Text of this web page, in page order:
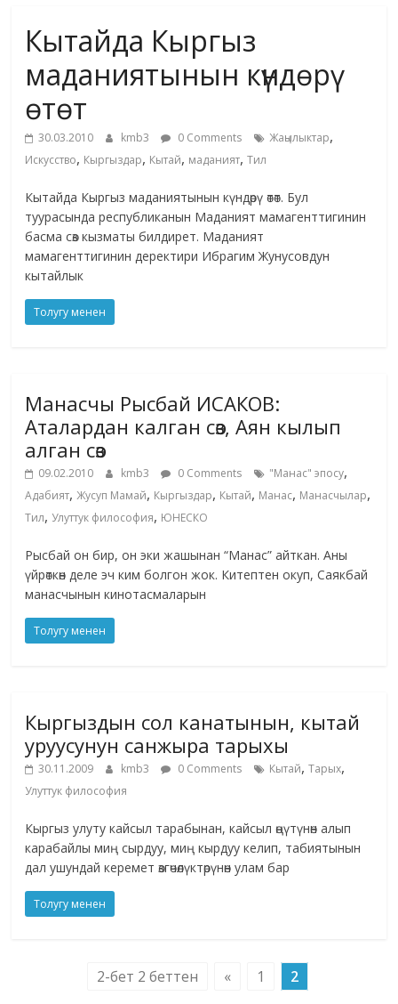
жана
Кытайда Кыргыз
маданиятынын күндөрү
өтөт
30.03.2010 kmb3 0 Comments Жаңылыктар,
Искусство, Кыргыздар, Кытай, маданият,Тил
Кытайда Кыргыз маданиятынын күндөрү өтөт. Бул
туурасында республиканын Маданият мамагенттигинин
басма сөз кызматы билдирет. Маданият
мамагенттигинин деректири Ибрагим Жунусовдун
кытайлык
Толугу менен
Манасчы Рысбай ИСАКОВ:
Аталардан калган сөз, Аян кылып
алган сөз
09.02.2010 kmb3 0 Comments "Манас" эпосу,
Адабият,Жусуп Мамай, Кыргыздар, Кытай, Манас, Манасчылар,
Тил, Улуттук философия, ЮНЕСКО
Рысбай он бир, он эки жашынан “Манас” айткан. Аны
үйрөткөн деле эч ким болгон жок. Китептен окуп, Саякбай
манасчынын кинотасмаларын
Толугу менен
Кыргыздын сол канатынын, кытай
уруусунун санжыра тарыхы
30.11.2009 kmb3 0 Comments Кытай,Тарых,
Улуттук философия
Кыргыз улуту кайсыл тарабынан, кайсыл өңүтүнөн алып
карабайлы миң сырдуу, миң кырдуу келип, табиятынын
дал ушундай керемет өзгөчөлүктөрүнөн улам бар
Толугу менен
2-бет 2 беттен « 1 2